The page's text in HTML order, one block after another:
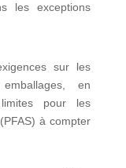
les exceptions
sur les
en
pour les
à compter